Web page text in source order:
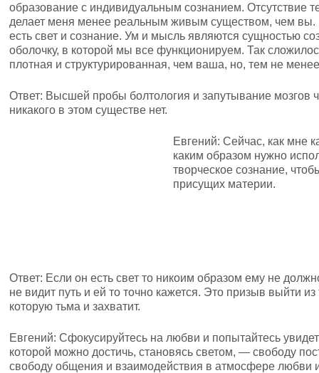
образование с индивидуальным сознанием. Отсутствие
делает меня менее реальным живым существом, чем вы.
есть свет и сознание. Ум и мысль являются сущностью
оболочку, в которой мы все функционируем. Так
плотная и структурированная, чем ваша, но, тем не
Ответ: Высшей пробы болтология и запутывание мозгов
никакого в этом существе нет.
Евгений: Сейчас, как мне
каким образом нужно
творческое сознание,
присущих материи.
Ответ: Если он есть свет то никоим образом ему не
не видит путь и ей то точно кажется. Это призыв выйти
которую тьма и захватит.
Евгений: Сфокусируйтесь на любви и попытайтесь
которой можно достичь, становясь светом, — свободу
свободу общения и взаимодействия в атмосфере любви